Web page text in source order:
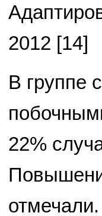
2012 [14]
В группе
22%